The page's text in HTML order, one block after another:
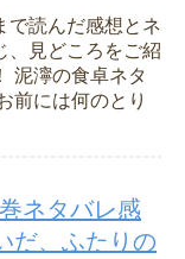
で読んだ感想とネ
、見どころをご紹
泥濘の食卓ネタ
前には何のとり
ネタバレ感
だ、ふたりの